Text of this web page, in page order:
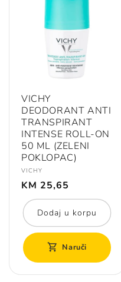
VICHY
DEODORANT ANTI
TRANSPIRANT
INTENSE ROLL-ON
50 ML (ZELENI
POKLOPAC)
Prodavač:
VICHY
Redovna
cijena
KM 25,65
Dodaj u korpu
Naruči